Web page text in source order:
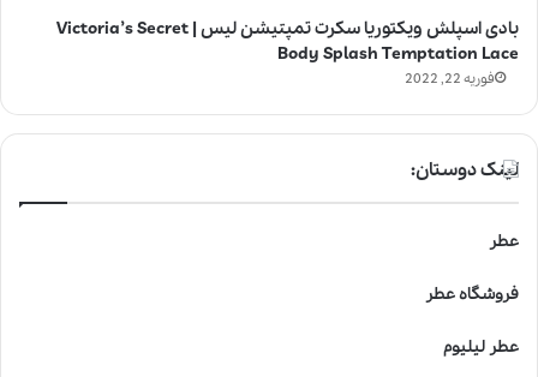
بادی اسپلش ویکتوریا سکرت تمپتیشن لیس | Victoria’s Secret
Body Splash Temptation Lace
فوریه 22, 2022
لینک دوستان:
عطر
فروشگاه عطر
عطر لیلیوم